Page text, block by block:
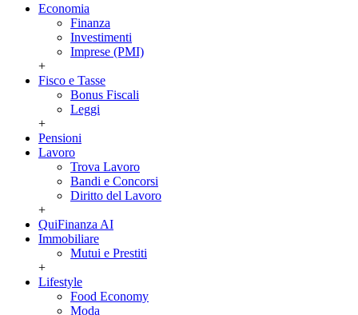
Economia
Finanza
Investimenti
Imprese (PMI)
+
Fisco e Tasse
Bonus Fiscali
Leggi
+
Pensioni
Lavoro
Trova Lavoro
Bandi e Concorsi
Diritto del Lavoro
+
QuiFinanza AI
Immobiliare
Mutui e Prestiti
+
Lifestyle
Food Economy
Moda